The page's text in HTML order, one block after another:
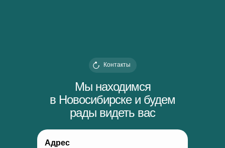
Мы находимся
в Новосибирске и будем
рады видеть вас
Контакты
Адрес